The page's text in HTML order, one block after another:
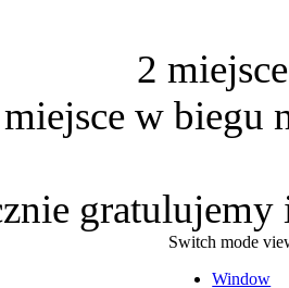
2
w biegu
Switch mode
Window